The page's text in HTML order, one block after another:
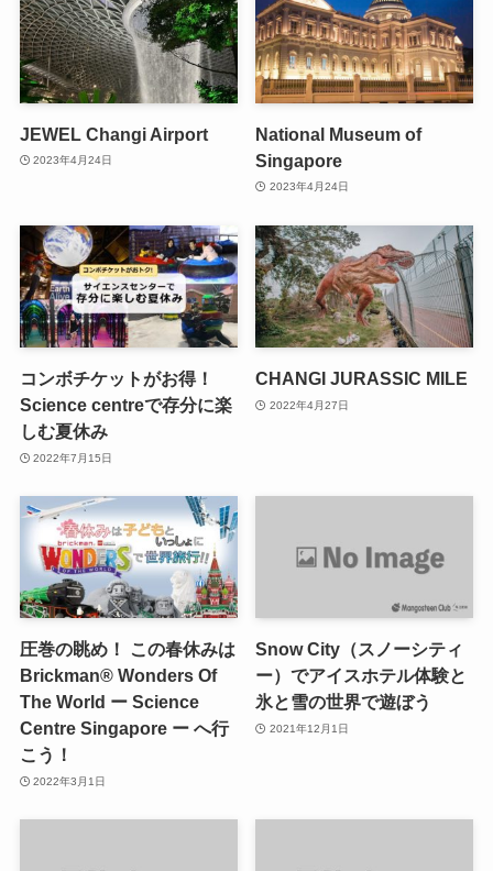
JEWEL Changi Airport
2023年4月24日
National Museum of
Singapore
2023年4月24日
コンボチケットがお得！
Science centreで存分に楽
しむ夏休み
2022年7月15日
CHANGI JURASSIC MILE
2022年4月27日
圧巻の眺め！ この春休みは
Brickman® Wonders Of
The World ー Science
Centre Singapore ー へ行
こう！
2022年3月1日
Snow City（スノーシティ
ー）でアイスホテル体験と
氷と雪の世界で遊ぼう
2021年12月1日